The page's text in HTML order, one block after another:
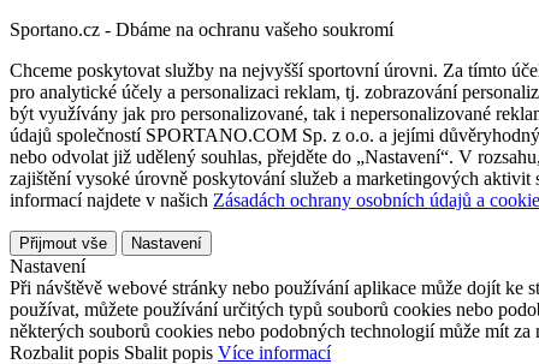
Sportano.cz - Dbáme na ochranu vašeho soukromí
Chceme poskytovat služby na nejvyšší sportovní úrovni. Za tímto
pro analytické účely a personalizaci reklam, tj. zobrazování
být využívány jak pro personalizované, tak i nepersonalizované
údajů společností SPORTANO.COM Sp. z o.o. a jejími
nebo odvolat již udělený souhlas, přejděte do „Nastavení“. V
zajištění vysoké úrovně poskytování služeb a marketingových
informací najdete v našich Zásadách ochrany osobních údajů a
Přijmout vše Nastavení
Nastavení
Při návštěvě webové stránky nebo používání aplikace může dojít ke
používat, můžete používání určitých typů souborů cookies nebo
některých souborů cookies nebo podobných technologií může mít
Rozbalit popis Sbalit popis Více informací